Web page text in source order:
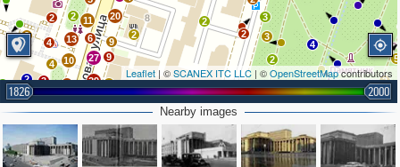
3
2
2
3
2
2
20
11
2
2
13
6
9
9
2
4
29
16
5
10 27
2
4
4
3
2
2
5
3
6
9
8
15
3
4
5
3
Leaflet | ©SCANEX ITC LLC | ©OpenStreetMapcontributors
1826 2000
Nearby images